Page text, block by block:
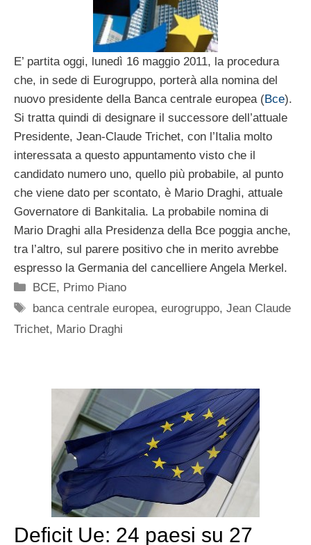
E’ partita oggi, lunedì 16 maggio 2011, la procedura
che, in sede di Eurogruppo, porterà alla nomina del
nuovo presidente della Banca centrale europea (Bce).
Si tratta quindi di designare il successore dell’attuale
Presidente, Jean-Claude Trichet, con l’Italia molto
interessata a questo appuntamento visto che il
candidato numero uno, quello più probabile, al punto
che viene dato per scontato, è Mario Draghi, attuale
Governatore di Bankitalia. La probabile nomina di
Mario Draghi alla Presidenza della Bce poggia anche,
tra l’altro, sul parere positivo che in merito avrebbe
espresso la Germania del cancelliere Angela Merkel.
Categorie
BCE, Primo Piano
Tag
banca centrale europea,eurogruppo,Jean Claude
Trichet, Mario Draghi
Deficit Ue: 24 paesi su 27